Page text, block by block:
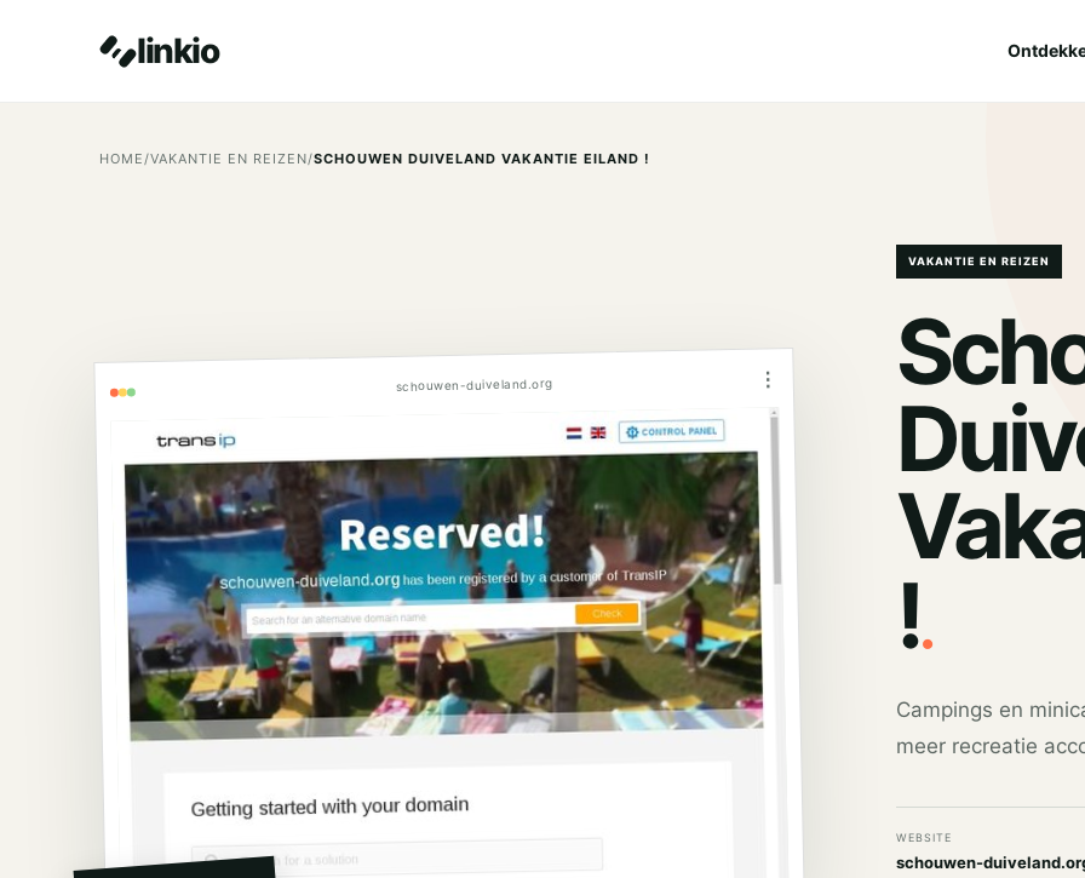
linkio
HOME/VAKANTIE EN REIZEN/SCHOUWEN DUIVELAND VAKANTIE EILAND !
schouwen-duiveland.org ⋮
VAKANTIE EN REIZEN
!.
Campings en
meer recreatie
WEBSITE
schouwen-